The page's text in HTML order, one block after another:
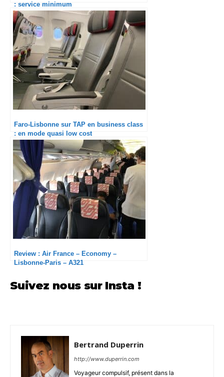
: service minimum
Faro-Lisbonne sur TAP en business class
: en mode quasi low cost
Review : Air France – Economy –
Lisbonne-Paris – A321
Suivez nous sur Insta !
Bertrand Duperrin
http://www.duperrin.com
Voyageur compulsif, présent dans la